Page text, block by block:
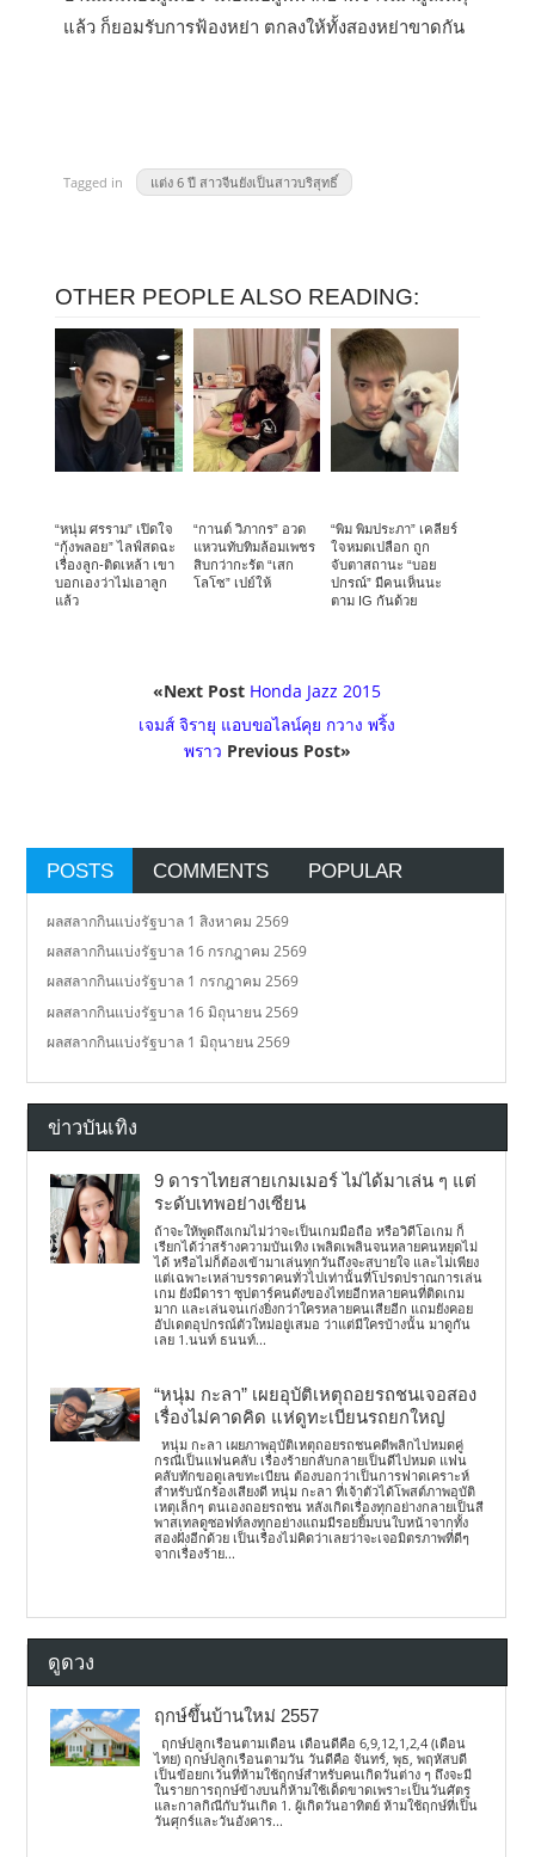
แล้ว ก็ยอมรับการฟ้องหย่า ตกลงให้ทั้งสองหย่าขาดกัน
Tagged in แต่ง 6 ปี สาวจีนยังเป็นสาวบริสุทธิ์
OTHER PEOPLE ALSO READING:
“หนุ่ม ศรราม” เปิดใจ
“กุ้งพลอย” ไลฟ์สดฉะ
เรื่องลูก-ติดเหล้า เขา
บอกเองว่าไม่เอาลูก
แล้ว
“กานต์ วิภากร” อวด
แหวนทับทิมล้อมเพชร
สิบกว่ากะรัต “เสก
โลโซ” เปย์ให้
“พิม พิมประภา” เคลียร์
ใจหมดเปลือก ถูก
จับตาสถานะ “บอย
ปกรณ์” มีคนเห็นนะ
ตาม IG กันด้วย
«Next Post Honda Jazz 2015
เจมส์ จิรายุ แอบขอไลน์คุย กวาง พริ้ง
พราว Previous Post»
POSTS COMMENTS POPULAR
ผลสลากกินแบ่งรัฐบาล 1 สิงหาคม 2569
ผลสลากกินแบ่งรัฐบาล 16 กรกฎาคม 2569
ผลสลากกินแบ่งรัฐบาล 1 กรกฎาคม 2569
ผลสลากกินแบ่งรัฐบาล 16 มิถุนายน 2569
ผลสลากกินแบ่งรัฐบาล 1 มิถุนายน 2569
ข่าวบันเทิง
9 ดาราไทยสายเกมเมอร์ ไม่ได้มาเล่น ๆ แต่
ระดับเทพอย่างเซียน
ถ้าจะให้พูดถึงเกมไม่ว่าจะเป็นเกมมือถือ หรือวิดีโอเกม ก็
เรียกได้ว่าสร้างความบันเทิง เพลิดเพลินจนหลายคนหยุดไม่
ได้ หรือไม่ก็ต้องเข้ามาเล่นทุกวันถึงจะสบายใจ และไม่เพียง
แต่เฉพาะเหล่าบรรดาคนทั่วไปเท่านั้นที่โปรดปราณการเล่น
เกม ยังมีดารา ซุปตาร์คนดังของไทยอีกหลายคนที่ติดเกม
มาก และเล่นจนเก่งยิ่งกว่าใครหลายคนเสียอีก แถมยังคอย
อัปเดตอุปกรณ์ตัวใหม่อยู่เสมอ ว่าแต่มีใครบ้างนั้น มาดูกัน
เลย 1.นนท์ ธนนท์...
“หนุ่ม กะลา” เผยอุบัติเหตุถอยรถชนเจอสอง
เรื่องไม่คาดคิด แห่ดูทะเบียนรถยกใหญ่
หนุ่ม กะลา เผยภาพอุบัติเหตุถอยรถชนคดีพลิกไปหมดคู่
กรณีเป็นแฟนคลับ เรื่องร้ายกลับกลายเป็นดีไปหมด แฟน
คลับทักขอดูเลขทะเบียน ต้องบอกว่าเป็นการฟาดเคราะห์
สำหรับนักร้องเสียงดี หนุ่ม กะลา ที่เจ้าตัวได้โพสต์ภาพอุบัติ
เหตุเล็กๆ ตนเองถอยรถชน หลังเกิดเรื่องทุกอย่างกลายเป็นสี
พาสเทลดูซอฟท์ลงทุกอย่างแถมมีรอยยิ้มบนใบหน้าจากทั้ง
สองฝั่งอีกด้วย เป็นเรื่องไม่คิดว่าเลยว่าจะเจอมิตรภาพที่ดีๆ
จากเรื่องร้าย...
ดูดวง
ฤกษ์ขึ้นบ้านใหม่ 2557
ฤกษ์ปลูกเรือนตามเดือน เดือนดีคือ 6,9,12,1,2,4 (เดือน
ไทย) ฤกษ์ปลูกเรือนตามวัน วันดีคือ จันทร์, พุธ, พฤหัสบดี
เป็นข้อยกเว้นที่ห้ามใช้ฤกษ์สำหรับคนเกิดวันต่าง ๆ ถึงจะมี
ในรายการฤกษ์ข้างบนก็ห้ามใช้เด็ดขาดเพราะเป็นวันศัตรู
และกาลกิณีกับวันเกิด 1. ผู้เกิดวันอาทิตย์ ห้ามใช้ฤกษ์ที่เป็น
วันศุกร์และวันอังคาร...